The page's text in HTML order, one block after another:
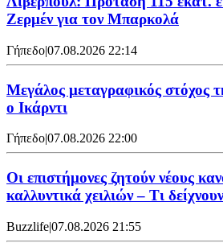
Ζερμέν για τον Μπαρκολά
Γήπεδο|07.08.2026 22:14
Μεγάλος μεταγραφικός στόχος
ο Ικάρντι
Γήπεδο|07.08.2026 22:00
Οι επιστήμονες ζητούν νέους
καλλυντικά χειλιών – Τι
Buzzlife|07.08.2026 21:55